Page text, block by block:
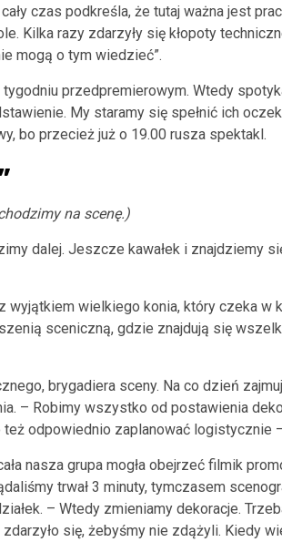
czas podkreśla, że tutaj ważna jest
Kilka razy zdarzyły się kłopoty
mogą o tym wiedzieć”.
przedpremierowym. Wtedy
My staramy się spełnić ich
bo przecież już o 19.00 rusza spektakl.
na scenę.)
dalej. Jeszcze kawałek i znajdziemy
wielkiego konia, który czeka w
sceniczną, gdzie znajdują się
brygadiera sceny. Na co dzień
– Robimy wszystko od postawienia
odpowiednio zaplanować logistycznie
nasza grupa mogła obejrzeć filmik
trwał 3 minuty, tymczasem
– Wtedy zmieniamy dekoracje.
się, żebyśmy nie zdążyli. Kiedy